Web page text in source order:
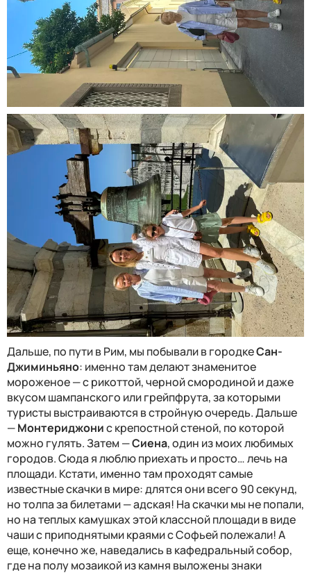
Дальше, по пути в Рим, мы побывали в городкеСан-
Джиминьяно: именно там делают знаменитое
мороженое — с рикоттой, черной смородиной и даже
вкусом шампанского или грейпфрута, за которыми
туристы выстраиваются в стройную очередь. Дальше
—Монтериджонис крепостной стеной, по которой
можно гулять. Затем —Сиена, один из моих любимых
городов. Сюда я люблю приехать и просто… лечь на
площади. Кстати, именно там проходят самые
известные скачки в мире: длятся они всего 90 секунд,
но толпа за билетами — адская! На скачки мы не попали,
но на теплых камушках этой классной площади в виде
чаши с приподнятыми краями с Софьей полежали! А
еще, конечно же, наведались в кафедральный собор,
где на полу мозаикой из камня выложены знаки